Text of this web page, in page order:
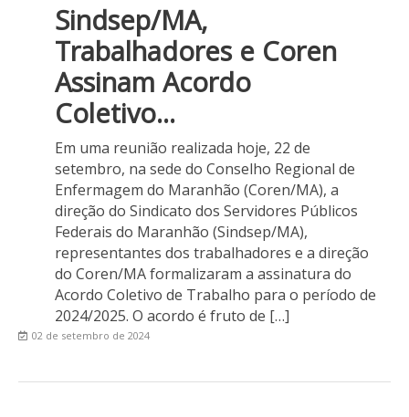
Sindsep/MA,
Trabalhadores e Coren
Assinam Acordo
Coletivo...
Em uma reunião realizada hoje, 22 de
setembro, na sede do Conselho Regional de
Enfermagem do Maranhão (Coren/MA), a
direção do Sindicato dos Servidores Públicos
Federais do Maranhão (Sindsep/MA),
representantes dos trabalhadores e a direção
do Coren/MA formalizaram a assinatura do
Acordo Coletivo de Trabalho para o período de
2024/2025. O acordo é fruto de […]
02 de setembro de 2024